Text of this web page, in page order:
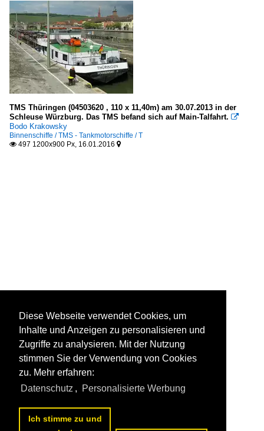
TMS Thüringen (04503620 , 110 x 11,40m) am 30.07.2013 in der
Schleuse Würzburg. Das TMS befand sich auf Main-Talfahrt. 
Bodo Krakowsky
Binnenschiffe / TMS - Tankmotorschiffe / T
 497 1200x900 Px, 16.01.2016 
Diese Webseite verwendet Cookies, um
Inhalte und Anzeigen zu personalisieren und
Zugriffe zu analysieren. Mit der Nutzung
stimmen Sie der Verwendung von Cookies
zu. Mehr erfahren:
Datenschutz , Personalisierte Werbung
Ich stimme zu und